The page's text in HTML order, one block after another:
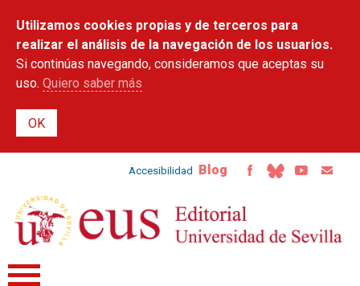
contenido
principal
Utilizamos cookies propias y de terceros para
realizar el análisis de la navegación de los usuarios.
Si continúas navegando, consideramos que aceptas su
uso. Quiero saber más
Accesibilidad Blog